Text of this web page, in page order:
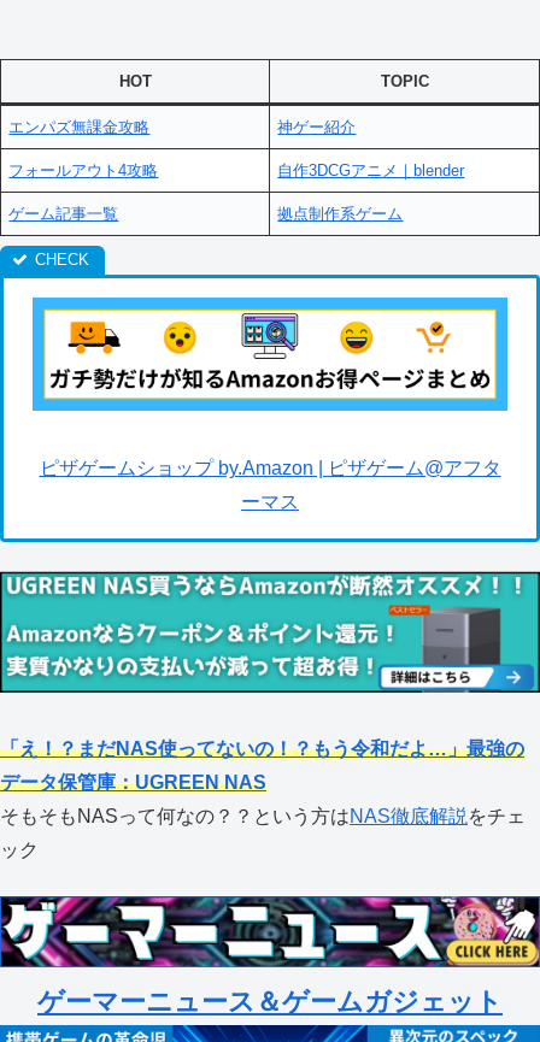
HOT TOPIC
エンパズ無課金攻略 神ゲー紹介
フォールアウト4攻略 自作3DCGアニメ｜blender
ゲーム記事一覧 拠点制作系ゲーム
ピザゲームショップ by.Amazon | ピザゲーム@アフタ
ーマス
「え！？まだNAS使ってないの！？もう令和だよ…」最強の
データ保管庫：UGREEN NAS
そもそもNASって何なの？？という方はNAS徹底解説をチェ
ック
ゲーマーニュース＆ゲームガジェット